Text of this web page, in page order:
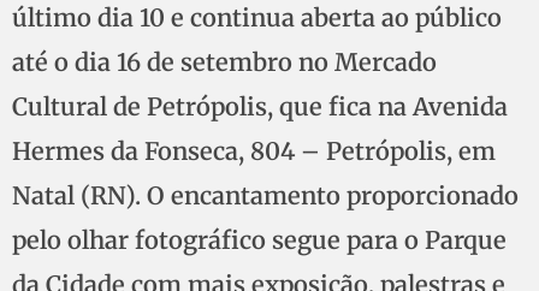
último dia 10 e continua aberta ao público
até o dia 16 de setembro no Mercado
Cultural de Petrópolis, que fica na Avenida
Hermes da Fonseca, 804 – Petrópolis, em
Natal (RN). O encantamento proporcionado
pelo olhar fotográfico segue para o Parque
da Cidade com mais exposição, palestras e